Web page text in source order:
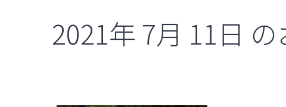
2021年 7月 11日